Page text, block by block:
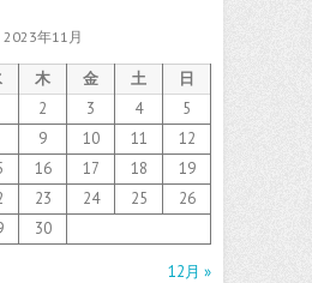
2023年11月
木 金 土
日
2 3 4
5
9 10 11
12
16 17 18
19
23 24 25
26
30
12月 »